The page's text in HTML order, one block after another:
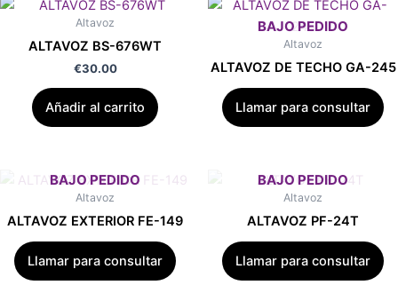
Altavoz
ALTAVOZ BS-676WT
€30.00
Añadir al carrito
Altavoz
ALTAVOZ DE TECHO GA-245
Llamar para consultar
Altavoz
ALTAVOZ EXTERIOR FE-149
Llamar para consultar
Altavoz
ALTAVOZ PF-24T
Llamar para consultar